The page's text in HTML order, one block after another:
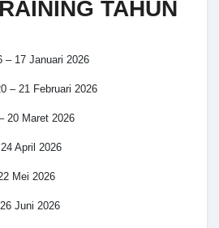
TAHUN
– 17 Januari 2026
– 21 Februari 2026
20 Maret 2026
April 2026
Mei 2026
Juni 2026